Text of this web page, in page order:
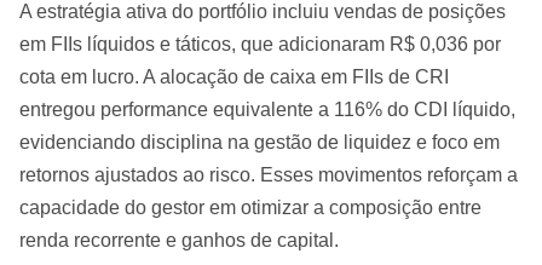
A estratégia ativa do portfólio incluiu vendas de posições
em FIIs líquidos e táticos, que adicionaram R$ 0,036 por
cota em lucro. A alocação de caixa em FIIs de CRI
entregou performance equivalente a 116% do CDI líquido,
evidenciando disciplina na gestão de liquidez e foco em
retornos ajustados ao risco. Esses movimentos reforçam a
capacidade do gestor em otimizar a composição entre
renda recorrente e ganhos de capital.